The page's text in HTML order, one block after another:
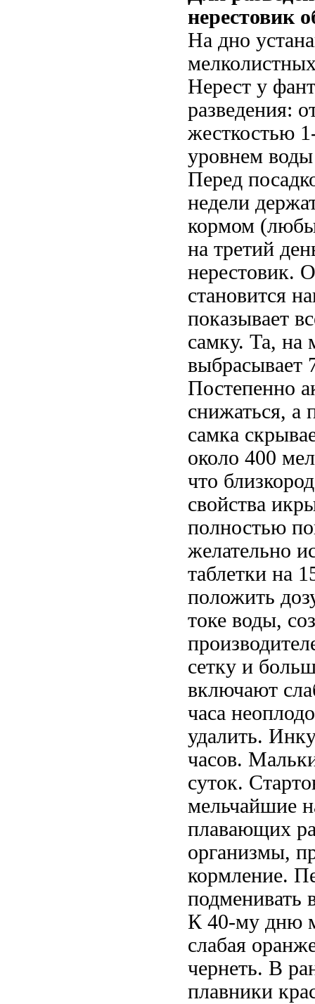
нерестовик
На дно
Нерест у
разведения:
жесткостью
уровнем
Перед
недели
кормом
на третий
нерестовик.
становится
показывает
самку. Та, на
выбрасывает
Постепенно
снижаться, а
самка
около 400
что
свойства
полностью
желательно
таблетки на
положить
токе воды,
сетку и
включают
часа
удалить.
часов.
суток.
мельчайшие
плавающих
организмы,
кормление.
подменивать
К 40-му дню
слабая
чернеть. В
плавники